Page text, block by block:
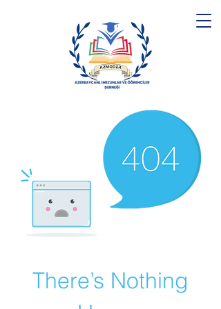
There’s Nothing